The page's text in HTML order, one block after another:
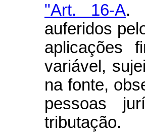
"Art. 16-A.
auferidos
aplicações
variável,
na fonte,
pessoas
tributação.